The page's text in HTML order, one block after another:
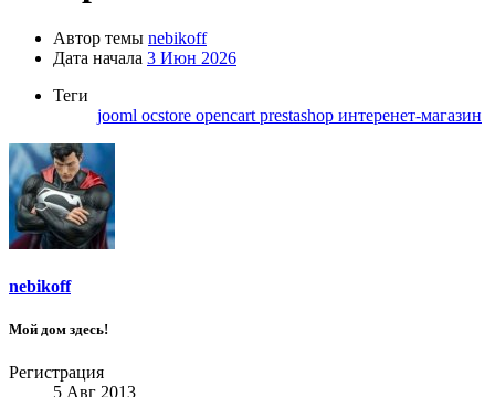
Автор темы nebikoff
Дата начала 3 Июн 2026
Теги
jooml ocstore opencart prestashop интеренет-магазин
nebikoff
Мой дом здесь!
Регистрация
5 Авг 2013